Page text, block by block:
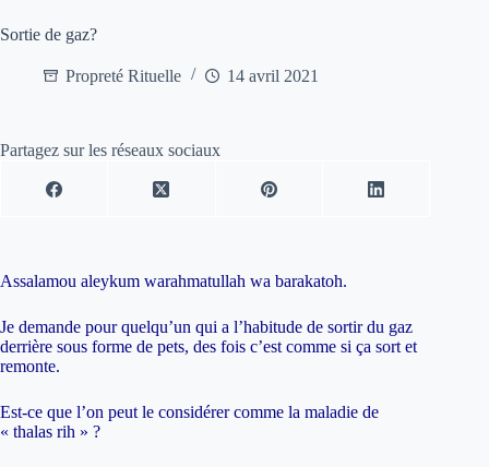
Sortie de gaz?
Propreté Rituelle 14 avril 2021
Partagez sur les réseaux sociaux
Assalamou aleykum warahmatullah wa barakatoh.
Je demande pour quelqu’un qui a l’habitude de sortir du gaz
derrière sous forme de pets, des fois c’est comme si ça sort et
remonte.
Est-ce que l’on peut le considérer comme la maladie de
« thalas rih » ?